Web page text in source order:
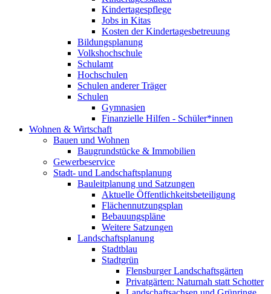
Kindertagespflege
Jobs in Kitas
Kosten der Kindertagesbetreuung
Bildungsplanung
Volkshochschule
Schulamt
Hochschulen
Schulen anderer Träger
Schulen
Gymnasien
Finanzielle Hilfen - Schüler*innen
Wohnen & Wirtschaft
Bauen und Wohnen
Baugrundstücke & Immobilien
Gewerbeservice
Stadt- und Landschaftsplanung
Bauleitplanung und Satzungen
Aktuelle Öffentlichkeitsbeteiligung
Flächennutzungsplan
Bebauungspläne
Weitere Satzungen
Landschaftsplanung
Stadtblau
Stadtgrün
Flensburger Landschaftsgärten
Privatgärten: Naturnah statt Schotter